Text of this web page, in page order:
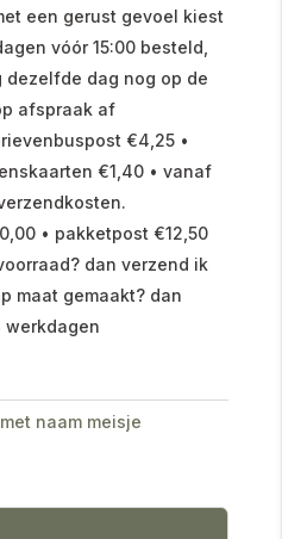
een gerust gevoel kiest
vóór 15:00 besteld,
dag nog op de
afspraak af
€4,25 •
€1,40 • vanaf
• pakketpost €12,50
dan verzend ik
maat gemaakt? dan
werkdagen
naam meisje